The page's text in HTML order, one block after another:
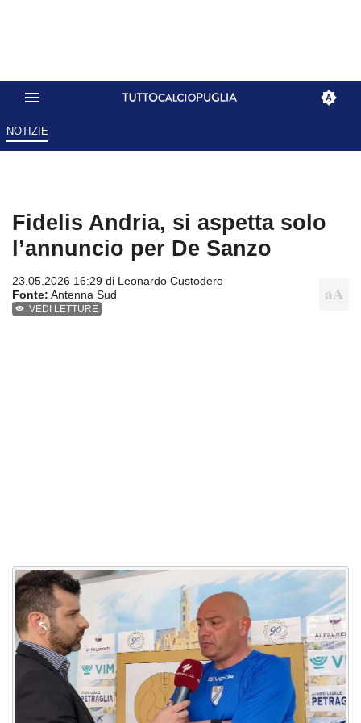
NOTIZIE
Fidelis Andria, si aspetta solo
l’annuncio per De Sanzo
23.05.2026 16:29 di Leonardo Custodero
Fonte: Antenna Sud
VEDI LETTURE